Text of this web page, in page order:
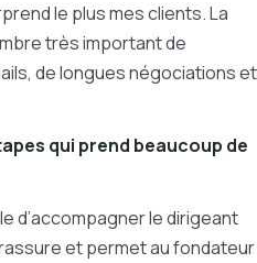
le plus mes clients. La
très important de
de longues négociations et
qui prend beaucoup de
d’accompagner le dirigeant
et permet au fondateur